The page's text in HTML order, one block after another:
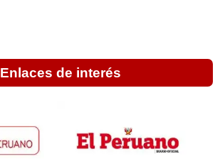
Enlaces de interés